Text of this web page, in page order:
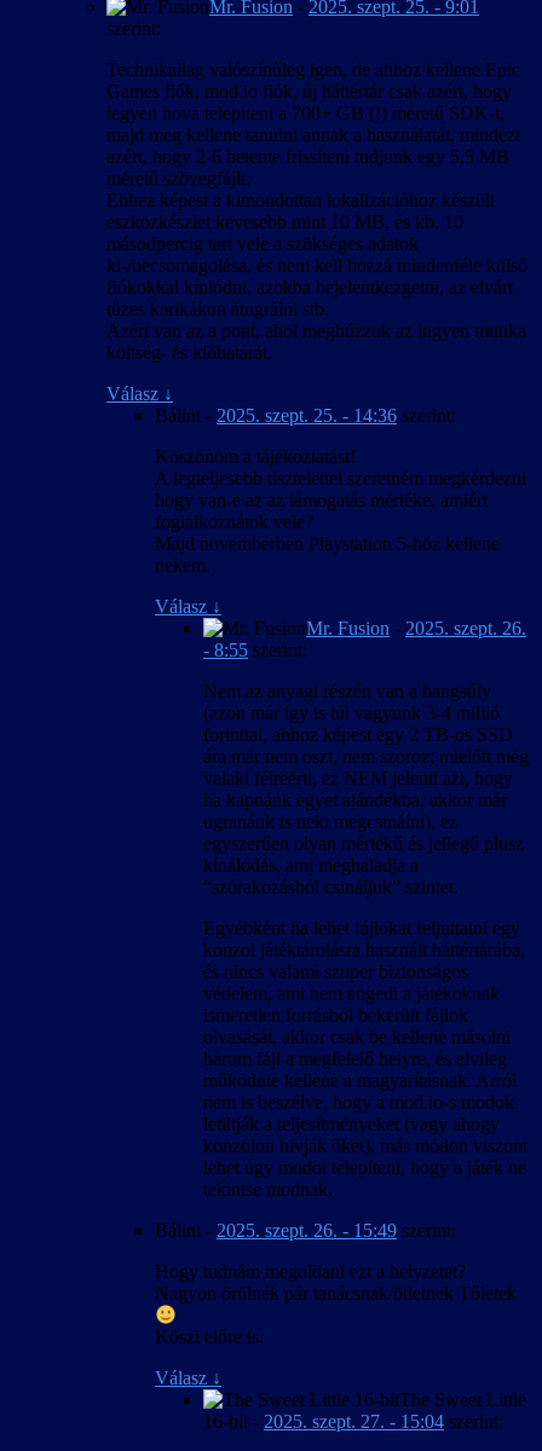
Mr. Fusion - 2025. szept. 25. - 9:01
szerint:
Technikailag valószínűleg igen, de ahhoz kellene Epic
Games fiók, mod.io fiók, új háttértár csak azért, hogy
legyen hova telepíteni a 700+ GB (!) méretű SDK-t,
majd meg kellene tanulni annak a használatát, mindezt
azért, hogy 2-6 hetente frissíteni tudjunk egy 5,5 MB
méretű szövegfájlt.
Ehhez képest a kimondottan lokalizációhoz készült
eszközkészlet kevesebb mint 10 MB, és kb. 10
másodpercig tart vele a szükséges adatok
ki-/becsomagolása, és nem kell hozzá mindenféle külső
fiókokkal kínlódni, azokba bejelentkezgetni, az elvárt
tüzes karikákon átugrálni stb.
Azért van az a pont, ahol meghúzzuk az ingyen munka
költség- és időhatárát.
Válasz ↓
Bálint - 2025. szept. 25. - 14:36 szerint:
Köszönöm a tájékoztatást!
A legteljesebb tisztelettel szeretném megkérdezni
hogy van-e az az támogatás mértéke, amiért
foglalkoznátok vele?
Majd novemberben Playstation 5-höz kellene
nekem.
Válasz ↓
Mr. Fusion - 2025. szept. 26.
- 8:55 szerint:
Nem az anyagi részén van a hangsúly
(azon már így is túl vagyunk 3-4 millió
forinttal, ahhoz képest egy 2 TB-os SSD
ára már nem oszt, nem szoroz; mielőtt még
valaki félreérti, ez NEM jelenti azt, hogy
ha kapnánk egyet ajándékba, akkor már
ugranánk is neki megcsinálni), ez
egyszerűen olyan mértékű és jellegű plusz
kínálódás, ami meghaladja a
“szórakozásból csináljuk” szintet.
Egyébként ha lehet fájlokat feljuttatni egy
konzol játéktárolásra használt háttértárába,
és nincs valami szuper biztonságos
védelem, ami nem engedi a játékoknak
ismeretlen forrásból bekerült fájlok
olvasását, akkor csak be kellene másolni
három fájl a megfelelő helyre, és elvileg
működnie kellene a magyarításnak. Arról
nem is beszélve, hogy a mod.io-s modok
letiltják a teljesítményeket (vagy ahogy
konzolon hívják őket), más módon viszont
lehet úgy modot telepíteni, hogy a játék ne
tekintse modnak.
Bálint - 2025. szept. 26. - 15:49 szerint:
Hogy tudnám megoldani ezt a helyzetet?
Nagyon örülnék pár tanácsnak/ötletnek Tőletek
Köszi előre is.
Válasz ↓
The Sweet Little
16-bit - 2025. szept. 27. - 15:04 szerint: